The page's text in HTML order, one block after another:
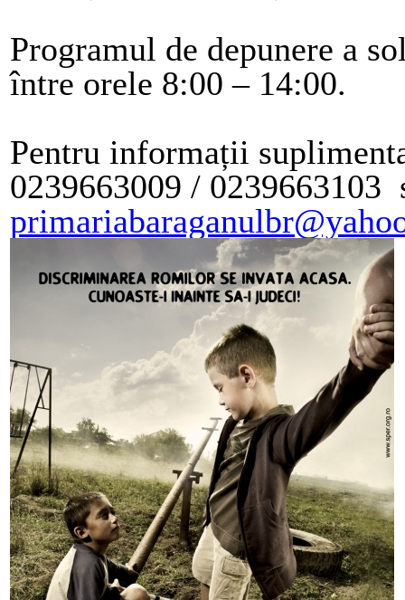
Programul de depunere a
între orele 8:00 – 14:00.
Pentru informații
0239663009 /